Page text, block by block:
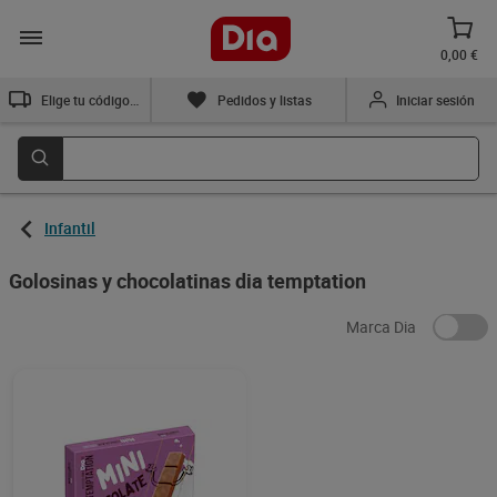
0,00 €
Pedidos y listas Iniciar sesión
Infantil
Golosinas y chocolatinas dia temptation
Marca Dia